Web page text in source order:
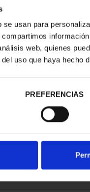
usan para
web, quienes
uso que haya hecho
PREFERENCIAS
II -